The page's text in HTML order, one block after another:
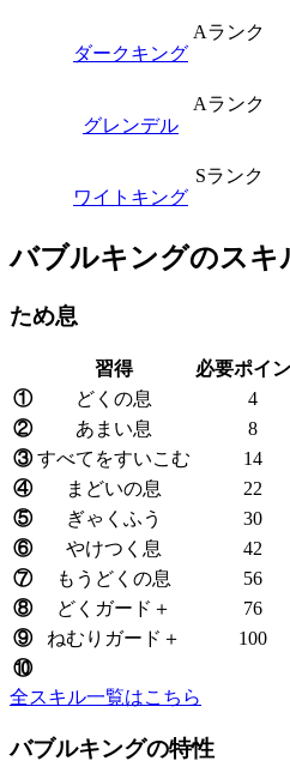
ダークキング
Aランク
グレンデル
Aランク
ワイトキング
Sランク
バブルキングのスキ
ため息
習得
必要ポイ
①
どくの息
4
②
あまい息
8
③ すべてをすいこむ
14
④
まどいの息
22
⑤
ぎゃくふう
30
⑥
やけつく息
42
⑦
もうどくの息
56
⑧
どくガード＋
76
⑨
ねむりガード＋
100
⑩
全スキル一覧はこちら
バブルキングの特性